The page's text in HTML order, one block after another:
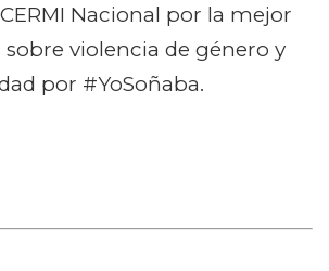
Nacional por la mejor
violencia de género y
por #YoSoñaba.